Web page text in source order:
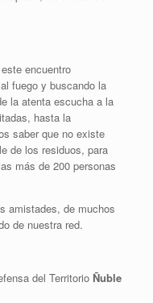
encuentro
fuego y buscando la
la atenta escucha a la
hasta la
saber que no existe
de los residuos, para
más de 200 personas
amistades, de muchos
de nuestra red.
del Territorio Ñuble